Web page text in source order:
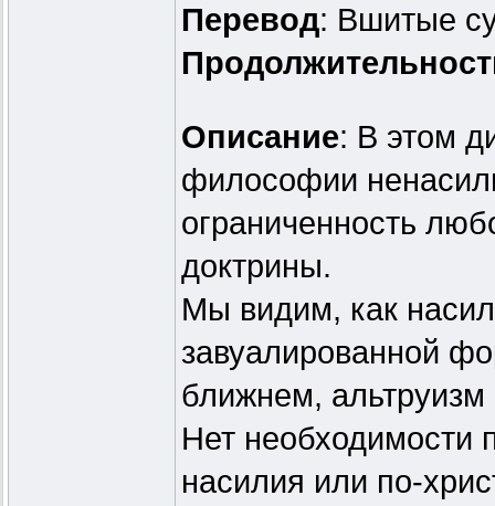
Перевод: Вшитые
Описание: В этом
философии
ограниченность
доктрины.
Мы видим, как
завуалированной
ближнем,
Нет необходимости
насилия или по-